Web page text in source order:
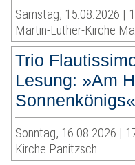
Samstag, 15.08.2026 |
Martin-Luther-Kirche
Trio
Lesung: »Am
Sonnenkönigs«
Sonntag, 16.08.2026 |
Kirche Panitzsch